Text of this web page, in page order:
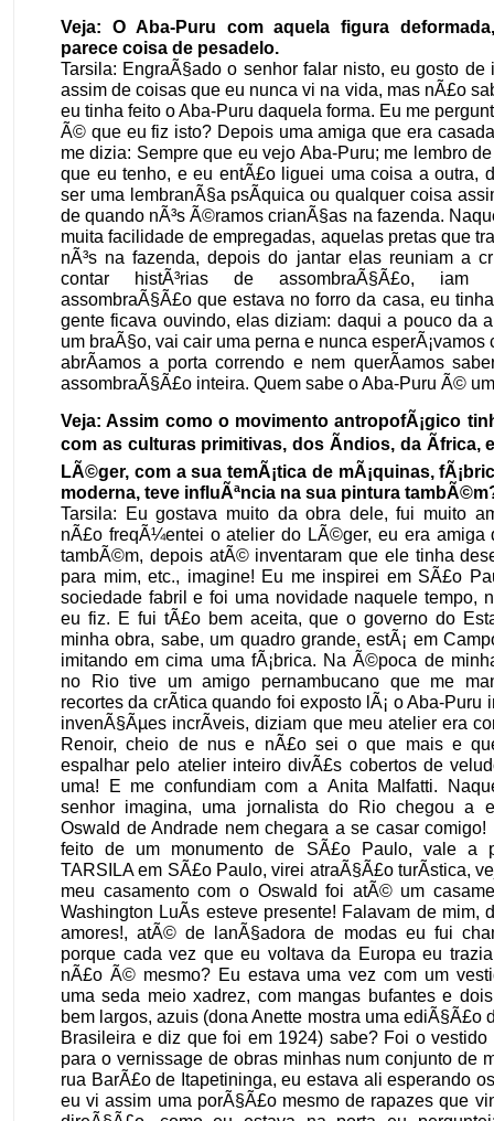
Veja: O Aba-Puru com aquela figura
parece coisa de pesadelo.
Tarsila: EngraÃ§ado o senhor falar nisto, eu gosto de
assim de coisas que eu nunca vi na vida, mas nÃ£o
eu tinha feito o Aba-Puru daquela forma. Eu me
Ã© que eu fiz isto? Depois uma amiga que era
me dizia: Sempre que eu vejo Aba-Puru; me lembro
que eu tenho, e eu entÃ£o liguei uma coisa a outra,
ser uma lembranÃ§a psÃ­quica ou qualquer coisa
de quando nÃ³s Ã©ramos crianÃ§as na fazenda.
muita facilidade de empregadas, aquelas pretas que
nÃ³s na fazenda, depois do jantar elas reuniam a
contar histÃ³rias de assombraÃ§Ã£o, iam
assombraÃ§Ã£o que estava no forro da casa, eu
gente ficava ouvindo, elas diziam: daqui a pouco da
um braÃ§o, vai cair uma perna e nunca esperÃ¡vamos
abrÃ­amos a porta correndo e nem querÃ­amos
assombraÃ§Ã£o inteira. Quem sabe o Aba-Puru Ã©
Veja: Assim como o movimento antropofÃ¡gico
com as culturas primitivas, dos Ã­ndios, da Ãfrica,
LÃ©ger, com a sua temÃ¡tica de mÃ¡quinas,
moderna, teve influÃªncia na sua pintura
Tarsila: Eu gostava muito da obra dele, fui muito
nÃ£o freqÃ¼entei o atelier do LÃ©ger, eu era amiga
tambÃ©m, depois atÃ© inventaram que ele tinha
para mim, etc., imagine! Eu me inspirei em SÃ£o
sociedade fabril e foi uma novidade naquele tempo,
eu fiz. E fui tÃ£o bem aceita, que o governo do
minha obra, sabe, um quadro grande, estÃ¡ em
imitando em cima uma fÃ¡brica. Na Ã©poca de
no Rio tive um amigo pernambucano que me
recortes da crÃ­tica quando foi exposto lÃ¡ o Aba-Puru
invenÃ§Ãµes incrÃ­veis, diziam que meu atelier era
Renoir, cheio de nus e nÃ£o sei o que mais e
espalhar pelo atelier inteiro divÃ£s cobertos de
uma! E me confundiam com a Anita Malfatti.
senhor imagina, uma jornalista do Rio chegou a
Oswald de Andrade nem chegara a se casar comigo!
feito de um monumento de SÃ£o Paulo, vale a
TARSILA em SÃ£o Paulo, virei atraÃ§Ã£o turÃ­stica,
meu casamento com o Oswald foi atÃ© um
Washington LuÃ­s esteve presente! Falavam de mim,
amores!, atÃ© de lanÃ§adora de modas eu fui
porque cada vez que eu voltava da Europa eu
nÃ£o Ã© mesmo? Eu estava uma vez com um
uma seda meio xadrez, com mangas bufantes e
bem largos, azuis (dona Anette mostra uma ediÃ§Ã£o
Brasileira e diz que foi em 1924) sabe? Foi o
para o vernissage de obras minhas num conjunto de
rua BarÃ£o de Itapetininga, eu estava ali esperando
eu vi assim uma porÃ§Ã£o mesmo de rapazes que